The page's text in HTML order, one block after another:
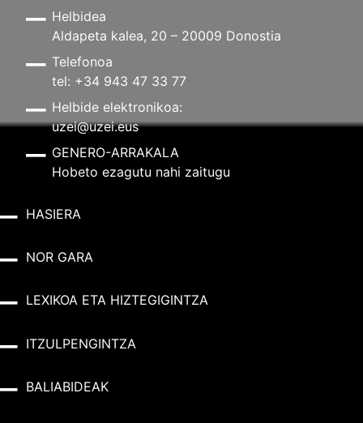
Helbidea
Aldapeta kalea, 20 – 20009 Donostia
Telefonoa
tel: +34 943 47 33 77
Helbide elektronikoa:
uzei@uzei.eus
GENERO-ARRAKALA
Hobeto ezagutu nahi zaitugu
HASIERA
NOR GARA
LEXIKOA ETA HIZTEGIGINTZA
ITZULPENGINTZA
BALIABIDEAK